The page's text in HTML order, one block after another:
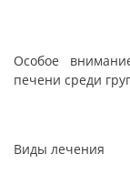
Особое
печени среди
Виды лечения